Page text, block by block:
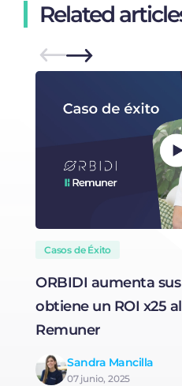
Related
Casos de Éxito
ORBIDI aumenta
obtiene un ROI x25
Remuner
Sandra Mancilla
07 junio, 2025